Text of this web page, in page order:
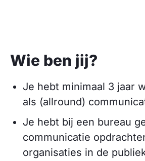
Wie ben jij?
Je hebt minimaal 3 jaar
als (allround)
Je hebt bij een bureau
communicatie
organisaties in de